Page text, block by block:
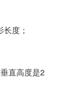
度；
直高度是2